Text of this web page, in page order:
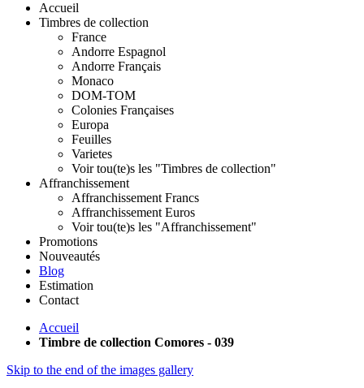
Accueil
Timbres de collection
France
Andorre Espagnol
Andorre Français
Monaco
DOM-TOM
Colonies Françaises
Europa
Feuilles
Varietes
Voir tou(te)s les "Timbres de collection"
Affranchissement
Affranchissement Francs
Affranchissement Euros
Voir tou(te)s les "Affranchissement"
Promotions
Nouveautés
Blog
Estimation
Contact
Accueil
Timbre de collection Comores - 039
Skip to the end of the images gallery